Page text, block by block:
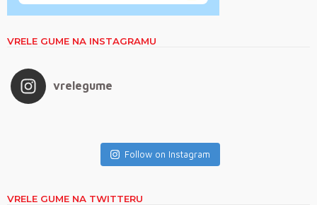
VRELE GUME NA INSTAGRAMU
vrelegume
Follow on Instagram
VRELE GUME NA TWITTERU